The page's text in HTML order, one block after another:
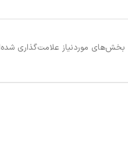
بخش‌های موردنیاز علامت‌گذاری